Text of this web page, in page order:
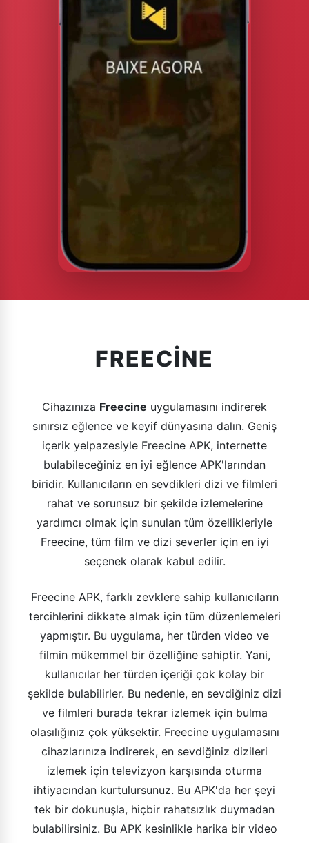
FREECINE
Cihazınıza Freecine uygulamasını indirerek
sınırsız eğlence ve keyif dünyasına dalın. Geniş
içerik yelpazesiyle Freecine APK, internette
bulabileceğiniz en iyi eğlence APK'larından
biridir. Kullanıcıların en sevdikleri dizi ve filmleri
rahat ve sorunsuz bir şekilde izlemelerine
yardımcı olmak için sunulan tüm özellikleriyle
Freecine, tüm film ve dizi severler için en iyi
seçenek olarak kabul edilir.
Freecine APK, farklı zevklere sahip kullanıcıların
tercihlerini dikkate almak için tüm düzenlemeleri
yapmıştır. Bu uygulama, her türden video ve
filmin mükemmel bir özelliğine sahiptir. Yani,
kullanıcılar her türden içeriği çok kolay bir
şekilde bulabilirler. Bu nedenle, en sevdiğiniz dizi
ve filmleri burada tekrar izlemek için bulma
olasılığınız çok yüksektir. Freecine uygulamasını
cihazlarınıza indirerek, en sevdiğiniz dizileri
izlemek için televizyon karşısında oturma
ihtiyacından kurtulursunuz. Bu APK'da her şeyi
tek bir dokunuşla, hiçbir rahatsızlık duymadan
bulabilirsiniz. Bu APK kesinlikle harika bir video